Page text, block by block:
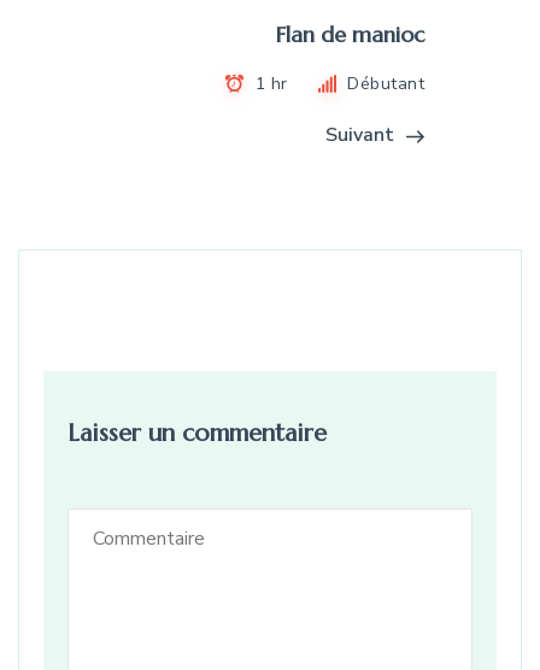
Flan de manioc
1 hr Débutant
Suivant
Laisser un commentaire